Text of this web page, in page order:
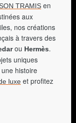
TRAMIS en
aux
nos créations
à travers des
ou Hermès.
uniques
histoire
luxe et profitez